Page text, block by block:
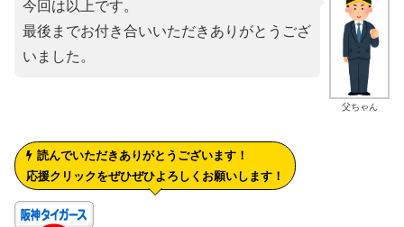
父ちゃん
今回は以上です。
最後までお付き合いいただきありがとうござ
いました。
読んでいただきありがとうございます！
応援クリックをぜひぜひよろしくお願いします！